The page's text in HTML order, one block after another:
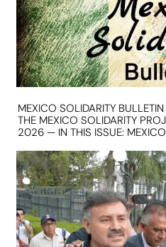
MEXICO SOLIDARITY
THE MEXICO SOLIDARITY
2026 — IN THIS ISSUE: